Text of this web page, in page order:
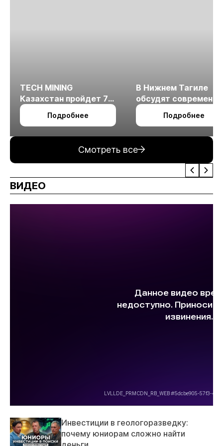
TECH MINING
Казахстан пройдет 7
октября в Алматы
Подробнее
В Нижнем Тагиле
обсудят
технологии
измельчения
Подробнее
Смотреть все
ВИДЕО
Инвестиции в геологоразведку:
почему юниорам сложно найти